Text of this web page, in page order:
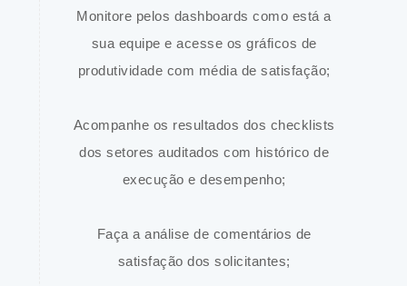
Monitore pelos dashboards como está a
sua equipe e acesse os gráficos de
produtividade com média de satisfação;
Acompanhe os resultados dos checklists
dos setores auditados com histórico de
execução e desempenho;
Faça a análise de comentários de
satisfação dos solicitantes;